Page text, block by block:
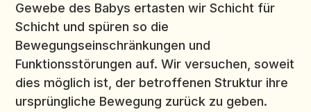
Gewebe des Babys ertasten wir Schicht für
Schicht und spüren so die
Bewegungseinschränkungen und
Funktionsstörungen auf. Wir versuchen, soweit
dies möglich ist, der betroffenen Struktur ihre
ursprüngliche Bewegung zurück zu geben.